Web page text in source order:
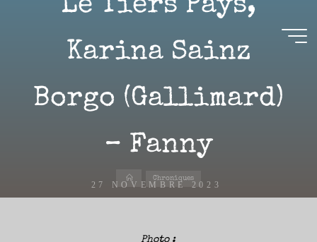
Aire(s)
Libre(s)
Le Tiers Pays,
Karina Sainz
Borgo (Gallimard)
– Fanny
27 NOVEMBRE 2023
AccueilChroniques
Photo :